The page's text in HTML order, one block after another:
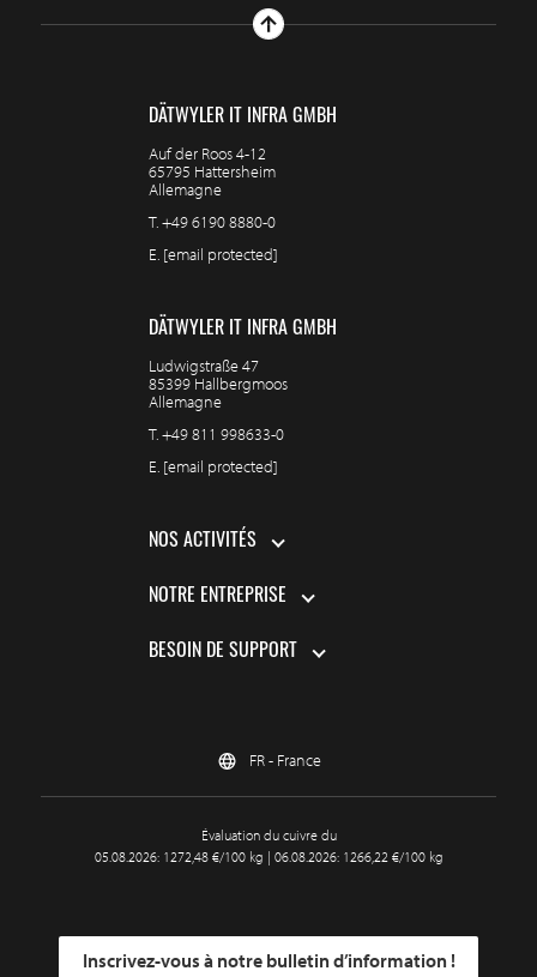
DÄTWYLER IT INFRA GMBH
Auf der Roos 4-12
65795 Hattersheim
Allemagne
T.+49 6190 8880-0
E. [email protected]
DÄTWYLER IT INFRA GMBH
Ludwigstraße 47
85399 Hallbergmoos
Allemagne
T.+49 811 998633-0
E. [email protected]
NOS ACTIVITÉS
NOTRE ENTREPRISE
BESOIN DE SUPPORT
FR - France
Évaluation du cuivre du
05.08.2026: 1272,48 €/100 kg | 06.08.2026: 1266,22 €/100 kg
Inscrivez-vous à notre bulletin d’information !